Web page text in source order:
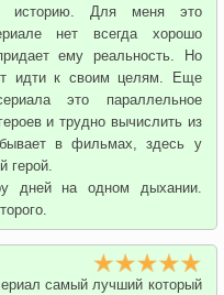
историю. Для меня это
нет всегда хорошо
ему реальность. Но
идти к своим целям. Еще
это параллельное
и трудно вычислить из
в фильмах, здесь у
герой.
дней на одном дыхании.
самый лучший который